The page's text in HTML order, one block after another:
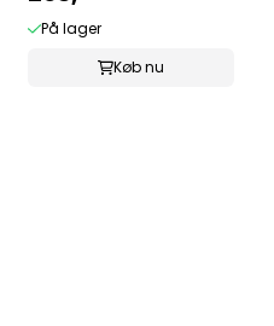
På lager
Køb nu